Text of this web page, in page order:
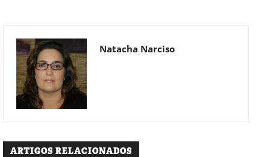
Natacha Narciso
ARTIGOS RELACIONADOS